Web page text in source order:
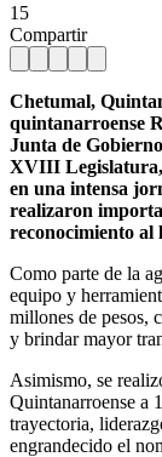
15
Compartir
Chetumal,
quintanarroense
Junta de
XVIII Legislatura,
en una intensa
realizaron
reconocimiento al
Como parte de la
equipo y
millones de pesos,
y brindar mayor
Asimismo, se
Quintanarroense a
trayectoria,
engrandecido el